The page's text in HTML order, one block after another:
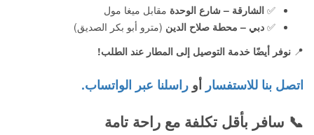
✅ الشارقة – شارع الوحدة مقابل ميغا مول
✅ دبي – محطة صلاح الدين (مترو أبو بكر الصديق)
📍 نوفر أيضًا خدمة التوصيل إلى المطار عند الطلب!
اتصل بنا للاستفسار أو راسلنا عبر الواتساب.
📞 سافر بأقل تكلفة مع راحة تامة